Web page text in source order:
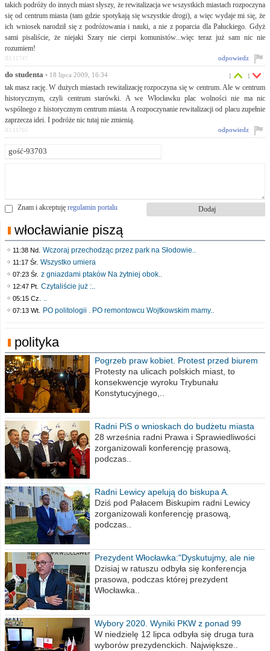
takich podróży do innych miast słyszy, że rewitalizacja we wszystkich miastach rozpoczyna
się od centrum miasta (tam gdzie spotykają się wszystkie drogi), a więc wydaje mi się, że
ich wniosek narodził się z podróżowania i nauki, a nie z poparcia dla Pałuckiego. Gdyż
sami pisaliście, że niejaki Szary nie cierpi komunistów...więc teraz już sam nic nie
rozumiem!
odpowiedz
ID:11747
do studenta • 18 lipca 2009, 16:34
tak masz rację. W dużych miastach rewitalizację rozpoczyna się w centrum. Ale w centrum
historycznym, czyli centrum starówki. A we Włocławku plac wolności nie ma nic
wspólnego z historycznym centrum miasta. A rozpoczynanie rewitalizacji od placu zupełnie
zaprzecza idei. I podróże nic tutaj nie zmienią.
1 1
odpowiedz
ID:11765
Znam i akceptuję regulamin portalu
włocławianie piszą
11:38 Nd. Wczoraj przechodząc przez park na Słodowie..
11:17 Śr. Wszystko umiera
07:23 Śr. z gniazdami ptaków Na żytniej obok..
12:47 Pt. Czytaliście już :..
05:15 Cz. ..
07:13 Wt. PO politologii . PO remontowcu Wojtkowskim mamy..
polityka
Pogrzeb praw kobiet. Protest przed biurem
poselskim PiS
Protesty na ulicach polskich miast, to
konsekwencje wyroku Trybunału
Konstytucyjnego,..
Radni PiS o wnioskach do budżetu miasta
na 2021 rok
28 września radni Prawa i Sprawiedliwości
zorganizowali konferencję prasową,
podczas..
Radni Lewicy apelują do biskupa A.
Wiesława Meringa
Dziś pod Pałacem Biskupim radni Lewicy
zorganizowali konferencję prasową,
podczas..
Prezydent Włocławka:"Dyskutujmy, ale nie
obrażajmy się”
Dzisiaj w ratuszu odbyła się konferencja
prasowa, podczas której prezydent
Włocławka..
Wybory 2020. Wyniki PKW z ponad 99
procent obwodów
W niedzielę 12 lipca odbyła się druga tura
wyborów prezydenckich. Największe..